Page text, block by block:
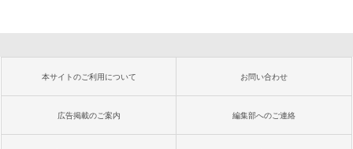
本サイトのご利用について お問い合わせ
広告掲載のご案内 編集部へのご連絡